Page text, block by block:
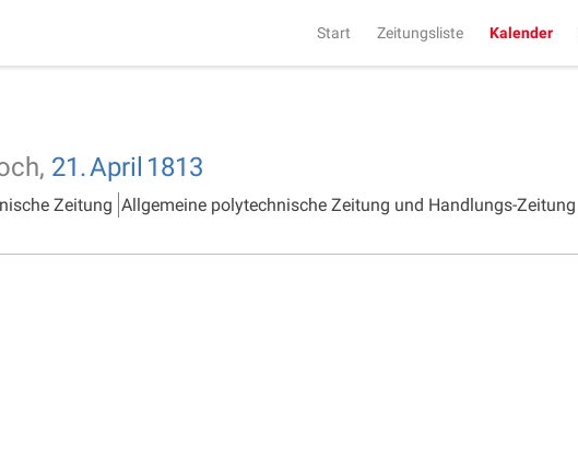
Start Zeitungsliste Kalender
21.April 1813
Zeitung Allgemeine polytechnische Zeitung und Handlungs-Zeitung